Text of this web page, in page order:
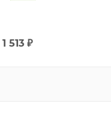
1 513 ₽